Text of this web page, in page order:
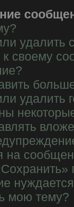
к своему
удалить
на
мою тему?